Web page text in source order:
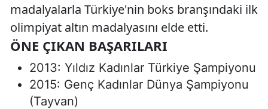
madalyalarla Türkiye'nin boks branşındaki ilk
olimpiyat altın madalyasını elde etti.
ÖNE ÇIKAN BAŞARILARI
2013: Yıldız Kadınlar Türkiye Şampiyonu
2015: Genç Kadınlar Dünya Şampiyonu
(Tayvan)